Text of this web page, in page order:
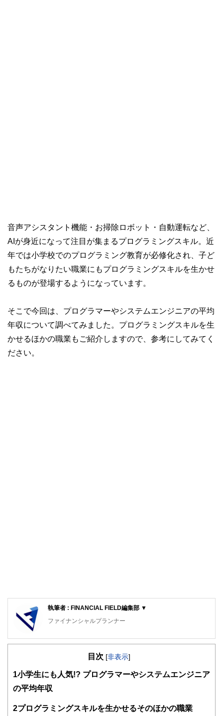
音声アシスタント機能・お掃除ロボット・自動運転など、
AIが身近になって注目が集まるプログラミングスキル。近
年では小学校でのプログラミング教育が必修化され、子ど
もたちがなりたい職業にもプログラミングスキルを生かせ
るものが登場するようになっています。
そこで今回は、プログラマーやシステムエンジニアの平均
年収について調べてみました。プログラミングスキルを生
かせるほかの職業もご紹介しますので、参考にしてみてく
ださい。
執筆者 : FINANCIAL FIELD編集部 ▼
ファイナンシャルプランナー
FinancialField編集部は、金融、経済に関する記事を、日々
知識がない方でも理解できるようわかりやすく発信していま
得者を中心に「お金や暮らし」に関する書籍・雑誌の編集経
関わることで、読者目線のコンテンツを追求しています。
目次 [非表示]
1 小学生にも人気!? プログラマーやシステムエンジニア
の平均年収
2プログラミングスキルを生かせるそのほかの職業